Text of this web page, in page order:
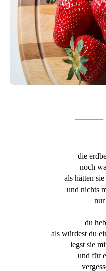
die
noch
als hätten
und nichts
du
als würdest du
legst sie
und für